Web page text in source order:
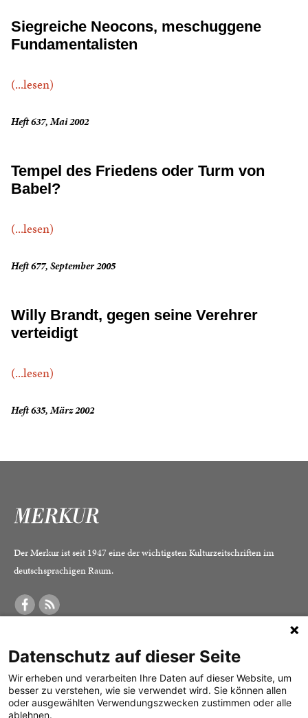
Siegreiche Neocons, meschuggene
Fundamentalisten
(...lesen)
Heft 637, Mai 2002
Tempel des Friedens oder Turm von
Babel?
(...lesen)
Heft 677, September 2005
Willy Brandt, gegen seine Verehrer
verteidigt
(...lesen)
Heft 635, März 2002
Der Merkur ist seit 1947 eine der wichtigsten Kulturzeitschriften im
deutschsprachigen Raum.
Was ist der Merkur?
Herausgeber /
Redaktion
Alle Abos im Überblick
Print-Abo
Digital-Abo
Impressum
Datenschutz
Mediadaten
Datenschutz auf dieser Seite
Wir erheben und verarbeiten Ihre Daten auf dieser Website, um
besser zu verstehen, wie sie verwendet wird. Sie können allen
oder ausgewählten Verwendungszwecken zustimmen oder alle
ablehnen.